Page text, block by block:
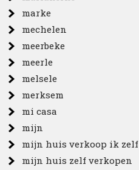
marke
mechelen
meerbeke
meerle
melsele
merksem
mi casa
mijn
mijn huis verkoop ik zelf
mijn huis zelf verkopen